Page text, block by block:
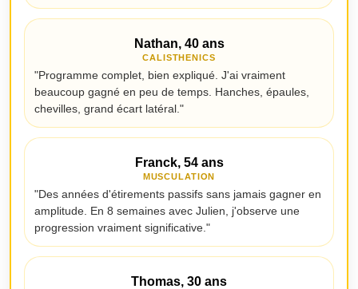
Nathan, 40 ans
CALISTHENICS
"Programme complet, bien expliqué. J'ai vraiment
beaucoup gagné en peu de temps. Hanches, épaules,
chevilles, grand écart latéral."
Franck, 54 ans
MUSCULATION
"Des années d'étirements passifs sans jamais gagner en
amplitude. En 8 semaines avec Julien, j'observe une
progression vraiment significative."
Thomas, 30 ans